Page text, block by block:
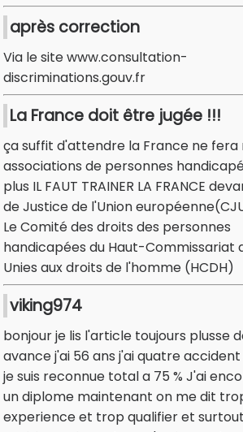
après correction
Via le site www.consultation-
discriminations.gouv.fr
La France doit être jugée !!!
ça suffit d'attendre la France ne fera
associations de personnes
plus IL FAUT TRAINER LA FRANCE
de Justice de l'Union
Le Comité des droits des personnes
handicapées du Haut-Commissariat
Unies aux droits de l'homme (HCDH)
viking974
bonjour je lis l'article toujours plusse
avance j'ai 56 ans j'ai quatre
je suis reconnue total a 75 % J'ai
un diplome maintenant on me dit
experience et trop qualifier et